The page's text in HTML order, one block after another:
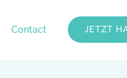
Contact JETZT